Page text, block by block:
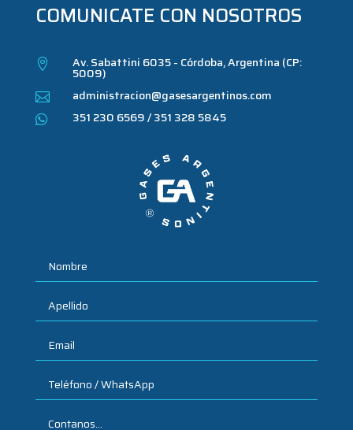
COMUNICATE CON NOSOTROS
 Av. Sabattini 6035 - Córdoba, Argentina (CP:
5009)
 administracion@gasesargentinos.com
 351 230 6569 / 351 328 5845